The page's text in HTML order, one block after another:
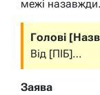
межі назавжди.
Голові
Від [ПІБ]…
Заява